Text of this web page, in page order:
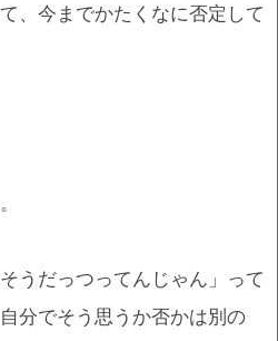
、今までかたくなに否定して
うだっつってんじゃん」って
分でそう思うか否かは別の